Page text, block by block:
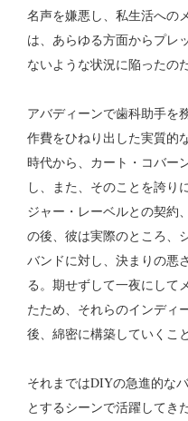
名声を嫌悪し、私生活への
は、あらゆる方面からプレ
ないような状況に陥ったのだ
アバディーンで歯科助手を
作費をひねり出した実質的
時代から、カート・コバー
し、また、そのことを誇り
ジャー・レーベルとの契約
の後、彼は実際のところ、
バンドに対し、決まりの悪
る。期せずして一夜にして
たため、それらのインディ
後、綿密に構築していくこ
それまではDIYの急進的な
とするシーンで活躍してき